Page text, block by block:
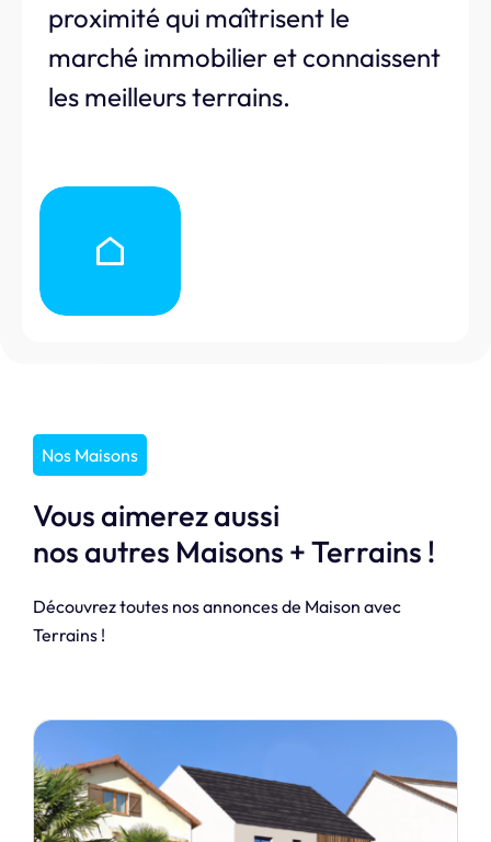
proximité qui maîtrisent le
marché immobilier et connaissent
les meilleurs terrains.
Nos Maisons
Vous aimerez aussi
nos autres Maisons + Terrains !
Découvrez toutes nos annonces de Maison avec
Terrains !